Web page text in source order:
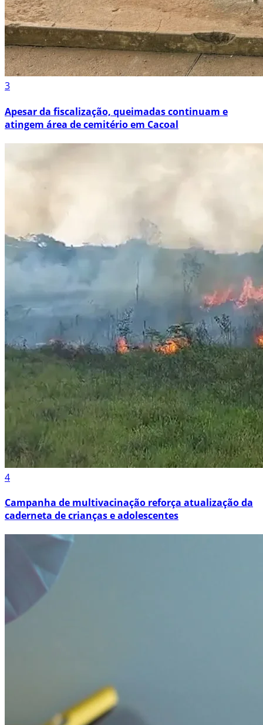
3
Apesar da fiscalização, queimadas continuam e
atingem área de cemitério em Cacoal
4
Campanha de multivacinação reforça atualização da
caderneta de crianças e adolescentes